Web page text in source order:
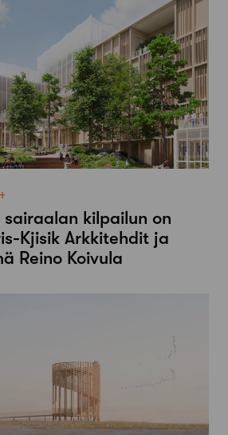
sairaalan kilpailun on
Kjisik Arkkitehdit ja
Reino Koivula